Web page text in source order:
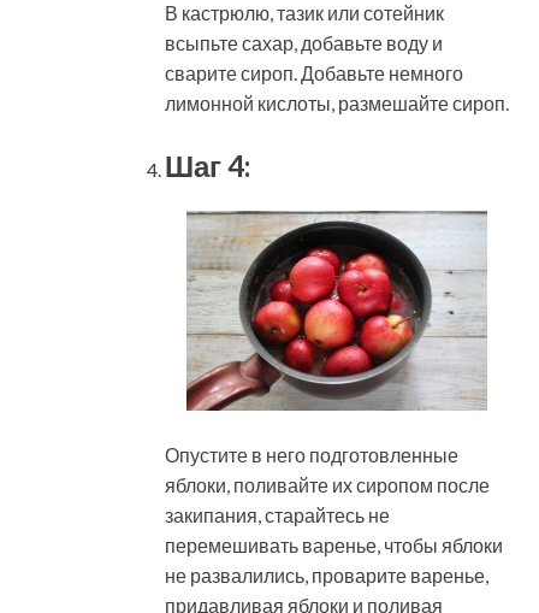
В кастрюлю, тазик или сотейник
всыпьте сахар, добавьте воду и
сварите сироп. Добавьте немного
лимонной кислоты, размешайте сироп.
Шаг 4:
Опустите в него подготовленные
яблоки, поливайте их сиропом после
закипания, старайтесь не
перемешивать варенье, чтобы яблоки
не развалились, проварите варенье,
придавливая яблоки и поливая